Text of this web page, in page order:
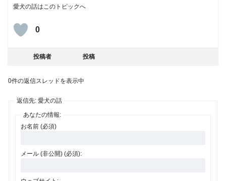
愛犬の話はこのトピックへ
0
投稿者 投稿
0件の返信スレッドを表示中
返信先: 愛犬の話
あなたの情報:
お名前 (必須)
メール (非公開) (必須):